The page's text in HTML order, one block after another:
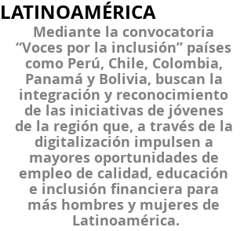
LATINOAMÉRICA
Mediante la convocatoria
“Voces por la inclusión” países
como Perú, Chile, Colombia,
Panamá y Bolivia, buscan la
integración y reconocimiento
de las iniciativas de jóvenes
de la región que, a través de la
digitalización impulsen a
mayores oportunidades de
empleo de calidad, educación
e inclusión financiera para
más hombres y mujeres de
Latinoamérica.